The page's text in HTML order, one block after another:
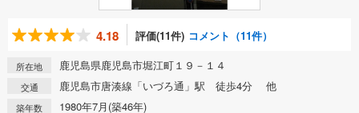
4.18 評価(11件) コメント（11件）
所在地 鹿児島県鹿児島市堀江町１９－１４
交通 鹿児島市唐湊線「いづろ通」駅 徒歩4分 他
築年数 1980年7月(築46年)